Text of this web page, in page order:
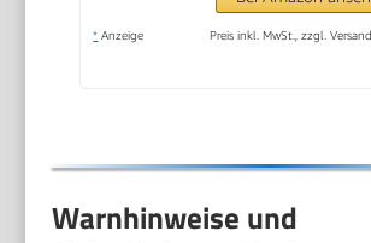
* Anzeige Preis inkl. MwSt., zzgl.
Warnhinweise und